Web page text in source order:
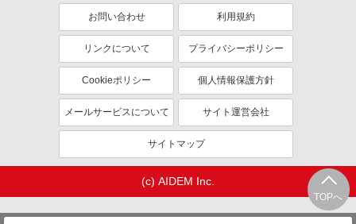
TOPへ
お問い合わせ 利用規約
リンクについて プライバシーポリシー
Cookieポリシー 個人情報保護方針
メールサービスについて サイト運営会社
サイトマップ
(c) AIDEM Inc.